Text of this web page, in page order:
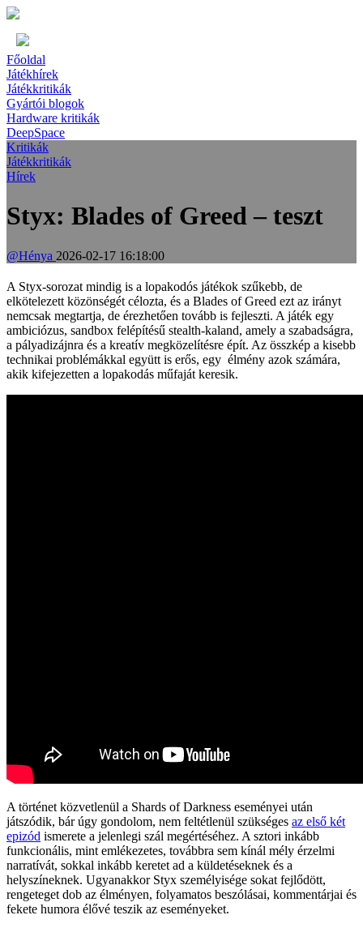
Főoldal
Játékhírek
Játékkritikák
Gyártói blogok
Hardware kritikák
DeepSpace
Kritikák
Játékkritikák
Hírek
Styx: Blades of Greed – teszt
@Hénya 2026-02-17 16:18:00
A Styx-sorozat mindig is a lopakodós játékok szűkebb, de
elkötelezett közönségét célozta, és a Blades of Greed ezt az irányt
nemcsak megtartja, de érezhetően tovább is fejleszti. A játék egy
ambiciózus, sandbox felépítésű stealth-kaland, amely a szabadságra,
a pályadizájnra és a kreatív megközelítésre épít. Az összkép a kisebb
technikai problémákkal együtt is erős, egy élmény azok számára,
akik kifejezetten a lopakodás műfaját keresik.
A történet közvetlenül a Shards of Darkness eseményei után
játszódik, bár úgy gondolom, nem feltétlenül szükséges az első két
epizód ismerete a jelenlegi szál megértéséhez. A sztori inkább
funkcionális, mint emlékezetes, továbbra sem kínál mély érzelmi
narratívát, sokkal inkább keretet ad a küldetéseknek és a
helyszíneknek. Ugyanakkor Styx személyisége sokat fejlődött,
rengeteget dob az élményen, folyamatos beszólásai, kommentárjai és
fekete humora élővé teszik az eseményeket.